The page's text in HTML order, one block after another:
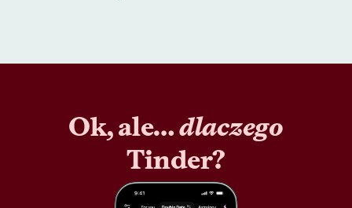
Ok, ale…dlaczego
Tinder?